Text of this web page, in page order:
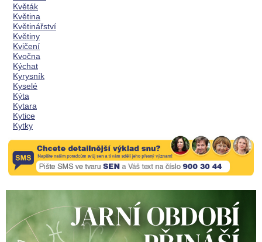
Květák
Květina
Květinářství
Květiny
Kvičení
Kvočna
Kýchat
Kyrysník
Kyselé
Kýta
Kytara
Kytice
Kytky